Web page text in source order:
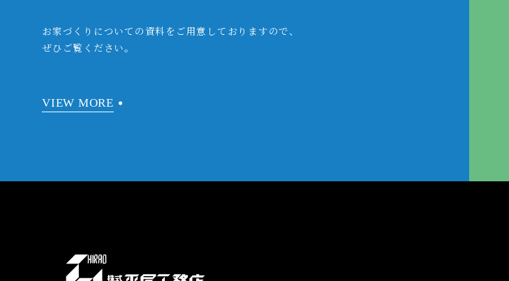
お家づくりについての資料をご用意しておりますので、
ぜひご覧ください。
VIEW MORE